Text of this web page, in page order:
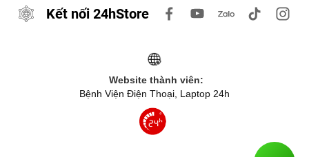
Kết nối 24hStore
Website thành viên:
Bệnh Viện Điện Thoại, Laptop 24h